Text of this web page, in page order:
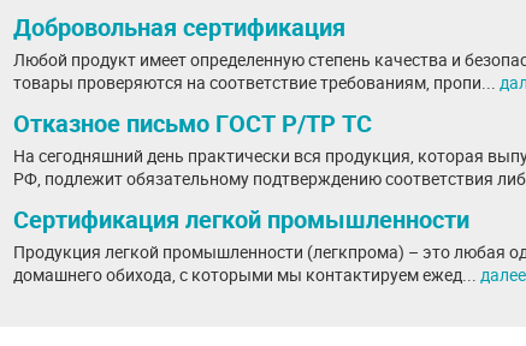
Добровольная сертификация
Любой продукт имеет определенную степень качества и
товары проверяются на соответствие требованиям, пропи...
Отказное письмо ГОСТ Р/ТР ТС
На сегодняшний день практически вся продукция, которая
РФ, подлежит обязательному подтверждению соответствия
Сертификация легкой промышленности
Продукция легкой промышленности (легкпрома) – это любая
домашнего обихода, с которыми мы контактируем ежед... далее